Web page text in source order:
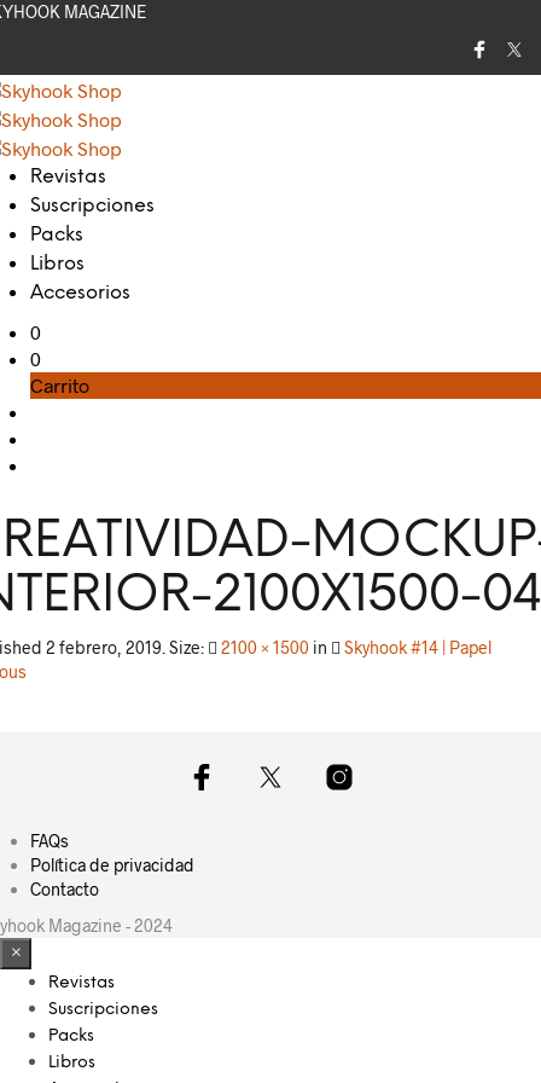
MAGAZINE
Revistas
Suscripciones
Packs
Libros
Accesorios
0
0
Carrito
2100X1500-
2 febrero, 2019 . Size: 2100 × 1500 in
Skyhook #14 | Papel
FAQs
Política de privacidad
Contacto
Magazine - 2024
×
Revistas
Suscripciones
Packs
Libros